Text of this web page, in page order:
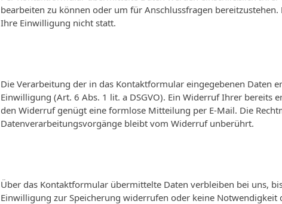
bearbeiten zu können oder um für Anschlussfragen
Ihre Einwilligung nicht statt.
Die Verarbeitung der in das Kontaktformular eingegebenen Daten
Einwilligung (Art. 6 Abs. 1 lit. a DSGVO). Ein Widerruf Ihrer bereits
den Widerruf genügt eine formlose Mitteilung per E-Mail. Die
Datenverarbeitungsvorgänge bleibt vom Widerruf unberührt.
Über das Kontaktformular übermittelte Daten verbleiben bei uns,
Einwilligung zur Speicherung widerrufen oder keine Notwendigkeit